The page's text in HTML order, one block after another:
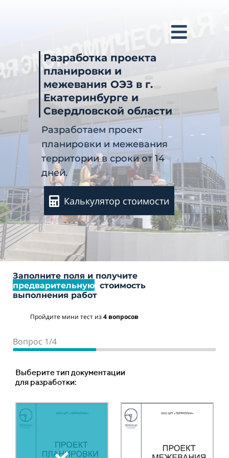
Разработка проекта
планировки и
межевания ОЭЗ в г.
Екатеринбурге и
Свердловской области
Разработаем проект
планировки и межевания
территории в сроки от 14
дней.
Калькулятор стоимости
Заполните поля и получите
предварительную стоимость
выполнения работ
Пройдите мини тест из4 вопросов
Вопрос 1/4
Выберите тип документации
для разработки:
Вопрос 2/4
Тип объекта:
Вопрос 3/4
Ориентировочная площадь или протяженность
объекта :
Площадный объект
Вопрос 4/4
Место расположения объекта
Ваш телефон
Ориентировочная цена
составляет: